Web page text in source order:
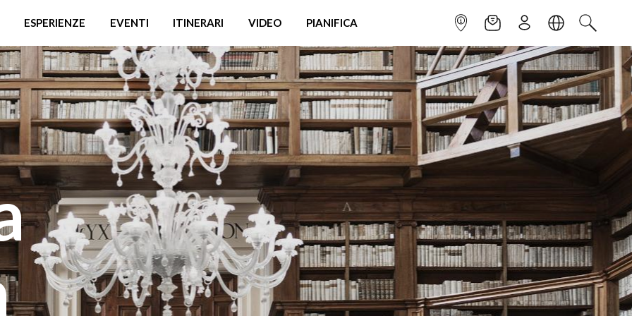
ESPERIENZE EVENTI ITINERARI VIDEO PIANIFICA INFOPOINTNEWSLETTER
ISCRIVITILINGUACERCA